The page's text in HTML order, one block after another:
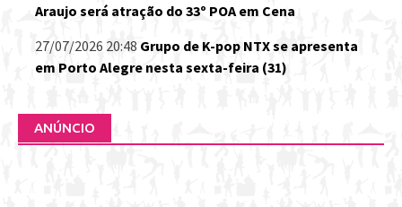
Araujo será atração do 33º POA em Cena
27/07/2026 20:48 Grupo de K-pop NTX se apresenta
em Porto Alegre nesta sexta-feira (31)
ANÚNCIO